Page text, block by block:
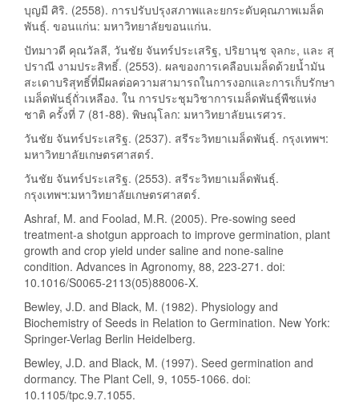
บุญมี ศิริ. (2558). การปรับปรุงสภาพและยกระดับคุณภาพเมล็ด
พันธุ์. ขอนแก่น: มหาวิทยาลัยขอนแก่น.
ปัทมาวดี คุณวัลลี, วันชัย จันทร์ประเสริฐ, ปริยานุช จุลกะ, และ สุ
ปราณี งามประสิทธิ์. (2553). ผลของการเคลือบเมล็ดด้วยน้ำมัน
สะเดาบริสุทธิ์ที่มีผลต่อความสามารถในการงอกและการเก็บรักษา
เมล็ดพันธุ์ถั่วเหลือง. ใน การประชุมวิชาการเมล็ดพันธุ์พืชแห่ง
ชาติ ครั้งที่ 7 (81-88). พิษณุโลก: มหาวิทยาลัยนเรศวร.
วันชัย จันทร์ประเสริฐ. (2537). สรีระวิทยาเมล็ดพันธุ์. กรุงเทพฯ:
มหาวิทยาลัยเกษตรศาสตร์.
วันชัย จันทร์ประเสริฐ. (2553). สรีระวิทยาเมล็ดพันธุ์.
กรุงเทพฯ:มหาวิทยาลัยเกษตรศาสตร์.
Ashraf, M. and Foolad, M.R. (2005). Pre-sowing seed
treatment-a shotgun approach to improve germination, plant
growth and crop yield under saline and none-saline
condition. Advances in Agronomy, 88, 223-271. doi:
10.1016/S0065-2113(05)88006-X.
Bewley, J.D. and Black, M. (1982). Physiology and
Biochemistry of Seeds in Relation to Germination. New York:
Springer-Verlag Berlin Heidelberg.
Bewley, J.D. and Black, M. (1997). Seed germination and
dormancy. The Plant Cell, 9, 1055-1066. doi:
10.1105/tpc.9.7.1055.